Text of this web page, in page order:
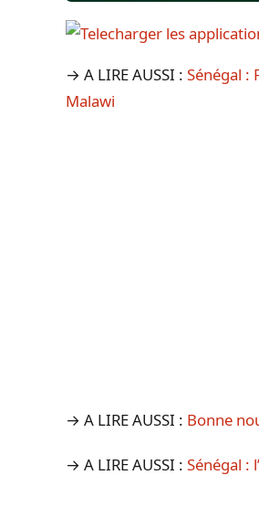
→ A LIRE AUSSI : Sénégal :
Malawi
→ A LIRE AUSSI : Bonne
→ A LIRE AUSSI : Sénégal :